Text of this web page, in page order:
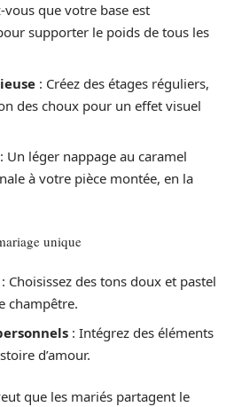
vous que votre base est
supporter le poids de tous les
: Créez des étages réguliers,
des choux pour un effet visuel
: Un léger nappage au caramel
à votre pièce montée, en la
unique
: Choisissez des tons doux et pastel
champêtre.
: Intégrez des éléments
d’amour.
que les mariés partagent le